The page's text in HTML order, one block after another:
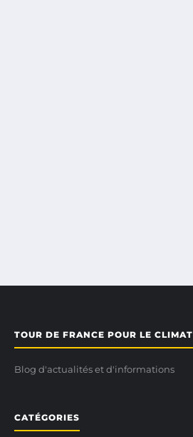
TOUR DE FRANCE POUR LE CLIMAT
Blog d'actualités et d'informations
CATÉGORIES